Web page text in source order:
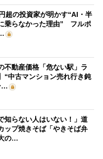
超の投資家が明かす“AI・半
乗らなかった理由” フルポ
不動産価格「危ない駅」ラ
“中古マンション売れ行き鈍
…
知らない人はいない！」道
ップ焼きそば「やきそば弁
の…